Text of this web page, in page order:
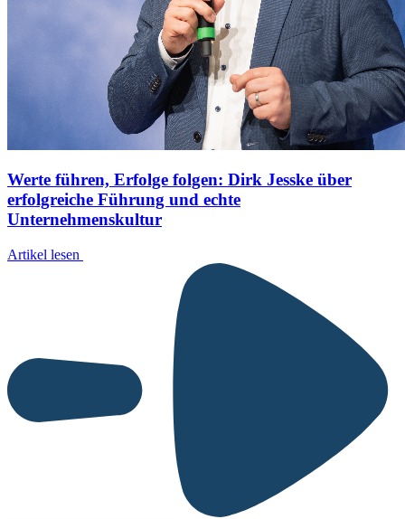
Werte führen, Erfolge folgen: Dirk Jesske über
erfolgreiche Führung und echte
Unternehmenskultur
Artikel lesen